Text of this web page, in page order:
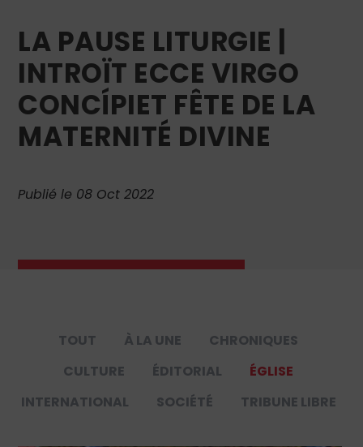
LA PAUSE LITURGIE |
INTROÏT ECCE VIRGO
CONCÍPIET FÊTE DE LA
MATERNITÉ DIVINE
Publié le 08 Oct 2022
TOUT À LA UNE
CHRONIQUES
CULTURE
ÉDITORIAL
ÉGLISE
INTERNATIONAL
SOCIÉTÉ TRIBUNE LIBRE